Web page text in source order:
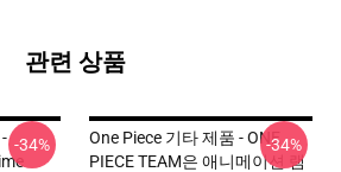
관련 상품
-34%
One Piece 기타 제품 - ONE
PIECE TEAM은 애니메이션 램
-34%